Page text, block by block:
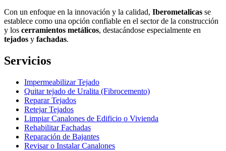
Con un enfoque en la innovación y la calidad, Iberometalicas se
establece como una opción confiable en el sector de la construcción
y los cerramientos metálicos, destacándose especialmente en
tejados y fachadas.
Servicios
Impermeabilizar Tejado
Quitar tejado de Uralita (Fibrocemento)
Reparar Tejados
Retejar Tejados
Limpiar Canalones de Edificio o Vivienda
Rehabilitar Fachadas
Reparación de Bajantes
Revisar o Instalar Canalones